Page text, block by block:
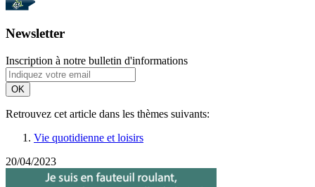
Newsletter
Inscription à notre bulletin d'informations
OK
Retrouvez cet article dans les thèmes suivants:
Vie quotidienne et loisirs
20/04/2023